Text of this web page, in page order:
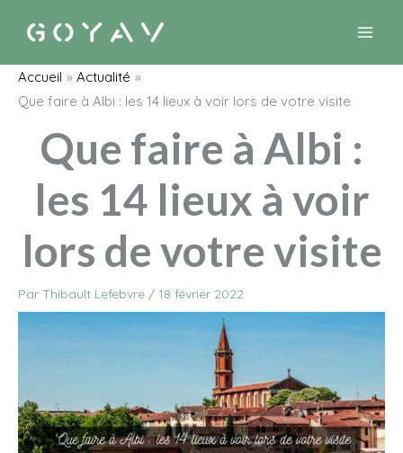
Accueil
Actualité
Que faire à Albi : les 14 lieux à voir lors de votre visite
Que faire à Albi :
les 14 lieux à voir
lors de votre visite
Par Thibault Lefebvre / 18 février 2022